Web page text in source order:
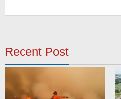
Recent Post